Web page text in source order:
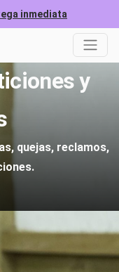
inmediata
y
quejas, reclamos,